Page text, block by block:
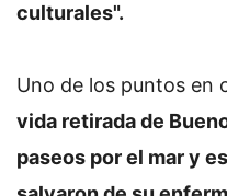
culturales".
Uno de los puntos en
vida retirada de
paseos por el mar y